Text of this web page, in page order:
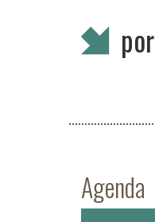
Agenda